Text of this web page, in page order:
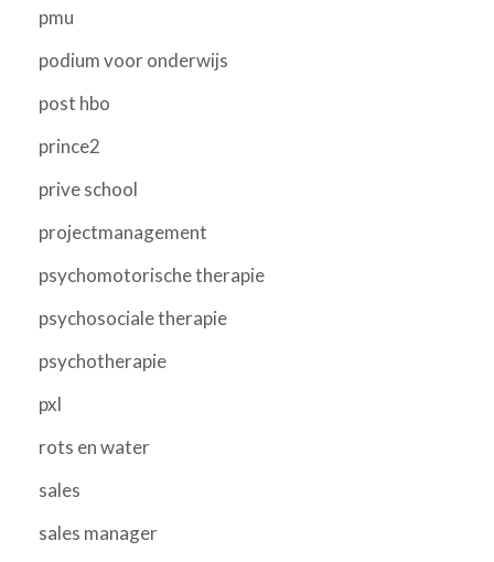
pmu
podium voor onderwijs
post hbo
prince2
prive school
projectmanagement
psychomotorische therapie
psychosociale therapie
psychotherapie
pxl
rots en water
sales
sales manager